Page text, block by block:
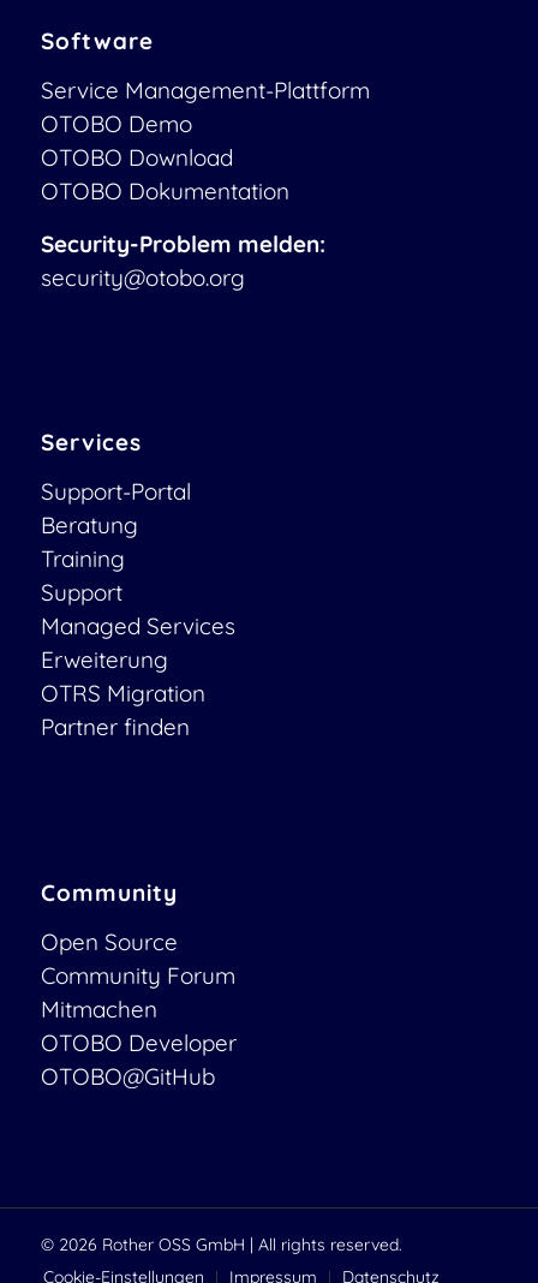
Software
Service Management-Plattform
OTOBO Demo
OTOBO Download
OTOBO Dokumentation
Security-Problem melden:
security@otobo.org
Services
Support-Portal
Beratung
Training
Support
Managed Services
Erweiterung
OTRS Migration
Partner finden
Community
Open Source
Community Forum
Mitmachen
OTOBO Developer
OTOBO@GitHub
© 2026 Rother OSS GmbH | All rights reserved.
Cookie-Einstellungen
Impressum Datenschutz